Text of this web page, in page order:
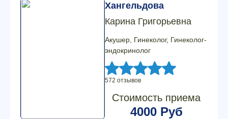
Хангельдова
Карина Григорьевна
Акушер, Гинеколог, Гинеколог-
эндокринолог
572 отзывов
Стоимость приема
4000 Руб